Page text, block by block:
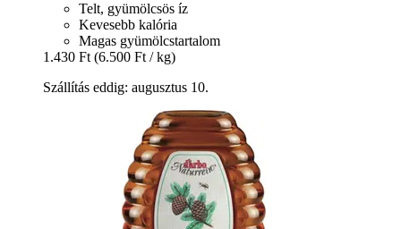
Telt, gyümölcsös íz
Kevesebb kalória
Magas gyümölcstartalom
1.430 Ft (6.500 Ft / kg)
Szállítás eddig: augusztus 10.